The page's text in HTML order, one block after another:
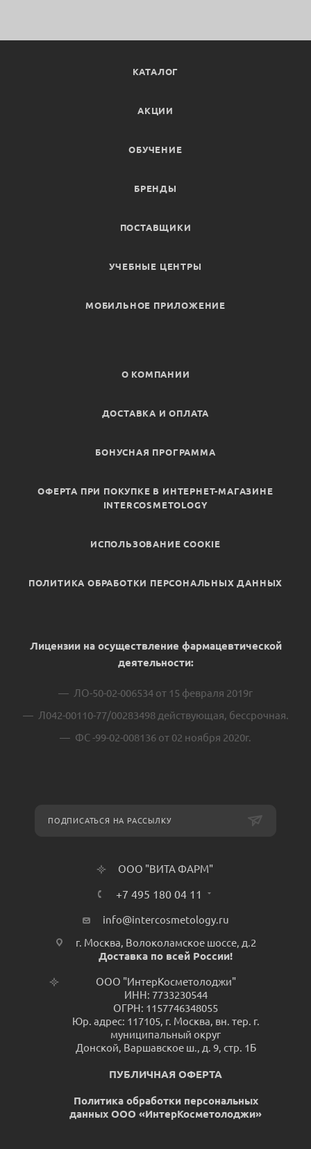
КАТАЛОГ
АКЦИИ
ОБУЧЕНИЕ
БРЕНДЫ
ПОСТАВЩИКИ
УЧЕБНЫЕ ЦЕНТРЫ
МОБИЛЬНОЕ ПРИЛОЖЕНИЕ
О КОМПАНИИ
ДОСТАВКА И ОПЛАТА
БОНУСНАЯ ПРОГРАММА
ОФЕРТА ПРИ ПОКУПКЕ В ИНТЕРНЕТ-МАГАЗИНЕ
INTERCOSMETOLOGY
ИСПОЛЬЗОВАНИЕ COOKIE
ПОЛИТИКА ОБРАБОТКИ ПЕРСОНАЛЬНЫХ ДАННЫХ
Лицензии на осуществление фармацевтической
деятельности:
ЛО-50-02-006534 от 15 февраля 2019г
Л042-00110-77/00283498 действующая, бессрочная.
ФС -99-02-008136 от 02 ноября 2020г.
ПОДПИСАТЬСЯ НА РАССЫЛКУ
ООО "ВИТА ФАРМ"
+7 495 180 04 11
info@intercosmetology.ru
г. Москва, Волоколамское шоссе, д.2
Доставка по всей России!
ООО "ИнтерКосметолоджи"
ИНН: 7733230544
ОГРН: 1157746348055
Юр. адрес: 117105, г. Москва, вн. тер. г.
муниципальный округ
Донской, Варшавское ш., д. 9, стр. 1Б
ПУБЛИЧНАЯ ОФЕРТА
Политика обработки персональных
данных ООО «ИнтерКосметолоджи»